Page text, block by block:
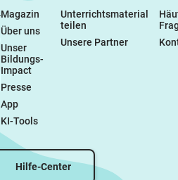
Magazin
Über uns
Unser
Bildungs-
Impact
Presse
App
KI-Tools
Unterrichtsmaterial
teilen
Unsere Partner
Hilfe-Center